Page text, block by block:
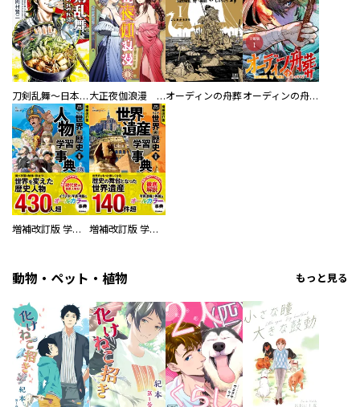
刀剣乱舞～日本号つれづれ酒～ 大正夜伽浪漫 －金曜日の花嫁—オーディンの舟葬 オーディンの舟葬 分冊版
増補改訂版 学研まんが NEW世界の歴史 別巻 人物学習事典 増補改訂版 学研まんが NEW世界の歴史 別巻 世界遺産学習事典
動物・ペット・植物 もっと見る